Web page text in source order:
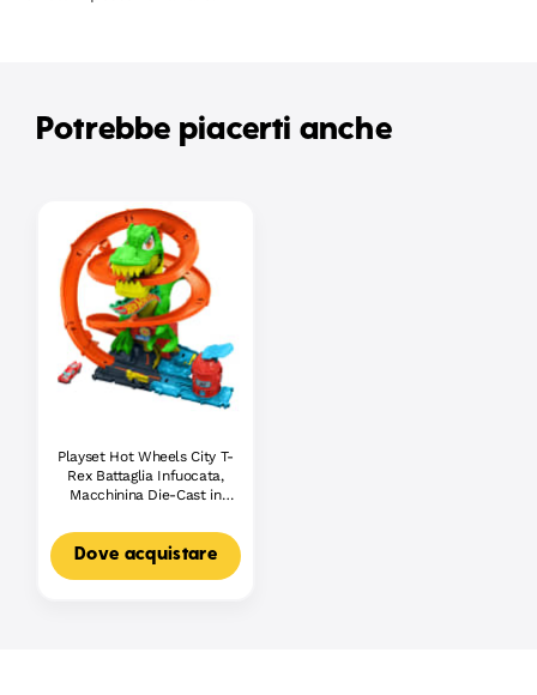
Potrebbe piacerti anche
Playset Hot Wheels City T-
Rex Battaglia Infuocata,
Macchinina Die-Cast in
Nemico
Dove acquistare